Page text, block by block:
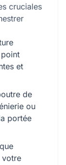
cruciales
et
de
ou
portée
votre